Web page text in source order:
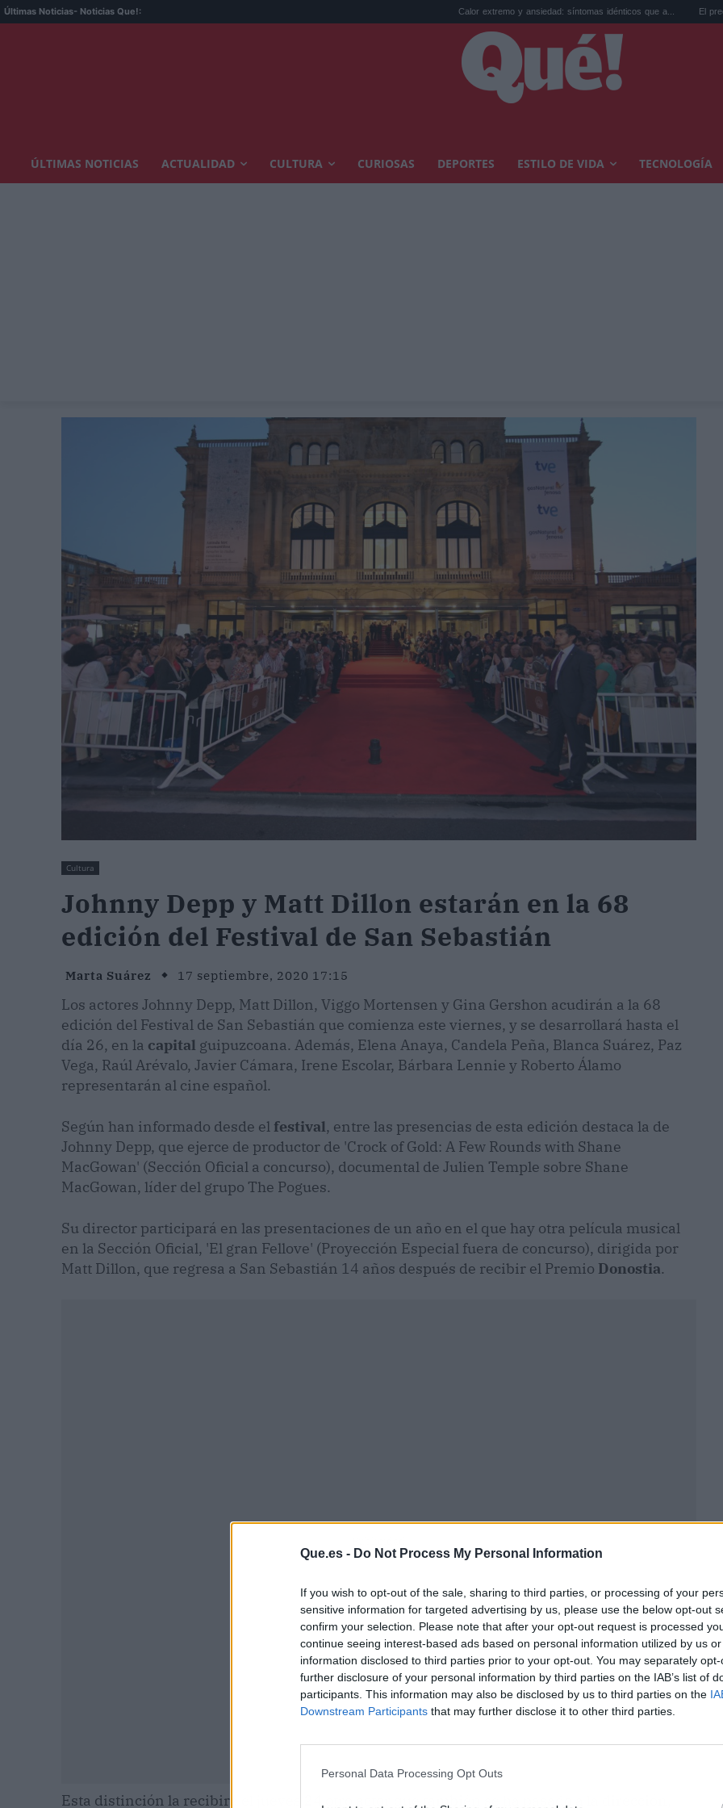
Que.es - Do Not Process My Personal Information
If you wish to opt-out of the sale, sharing to third parties, or processing of your
sensitive information for targeted advertising by us, please use the below opt-out
confirm your selection. Please note that after your opt-out request is processed
continue seeing interest-based ads based on personal information utilized by us
information disclosed to third parties prior to your opt-out. You may separately
further disclosure of your personal information by third parties on the IAB’s list of
participants. This information may also be disclosed by us to third parties on the
Downstream Participants that may further disclose it to other third parties.
Personal Data Processing Opt Outs
Últimas Noticias- Noticias Que!: Calor extremo y ansiedad: síntomas idénticos que a... El precio de la vivienda
ÚLTIMAS NOTICIAS ACTUALIDAD CULTURA CURIOSAS DEPORTES ESTILO DE VIDA TECNOLOGÍA
Cultura
Johnny Depp y Matt Dillon estarán en la 68
edición del Festival de San Sebastián
Marta Suárez 17 septiembre, 2020 17:15
Los actores Johnny Depp, Matt Dillon, Viggo Mortensen y Gina Gershon acudirán a la 68
edición del Festival de San Sebastián que comienza este viernes, y se desarrollará hasta el
día 26, en la capital guipuzcoana. Además, Elena Anaya, Candela Peña, Blanca Suárez, Paz
Vega, Raúl Arévalo, Javier Cámara, Irene Escolar, Bárbara Lennie y Roberto Álamo
representarán al cine español.
Según han informado desde el festival, entre las presencias de esta edición destaca la de
Johnny Depp, que ejerce de productor de 'Crock of Gold: A Few Rounds with Shane
MacGowan' (Sección Oficial a concurso), documental de Julien Temple sobre Shane
MacGowan, líder del grupo The Pogues.
Su director participará en las presentaciones de un año en el que hay otra película musical
en la Sección Oficial, 'El gran Fellove' (Proyección Especial fuera de concurso), dirigida por
Matt Dillon, que regresa a San Sebastián 14 años después de recibir el Premio Donostia.
Esta distinción la recibirá el jueves 24 otro actor que también se ha pasado a la dirección,